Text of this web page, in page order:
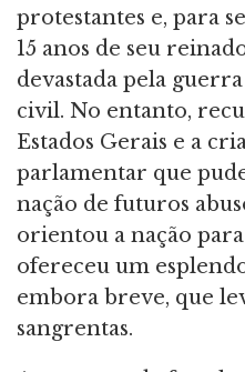
protestantes e, para
15 anos de seu
devastada pela
civil. No entanto,
Estados Gerais e a
parlamentar que
nação de futuros
orientou a nação
ofereceu um
embora breve, que
sangrentas.